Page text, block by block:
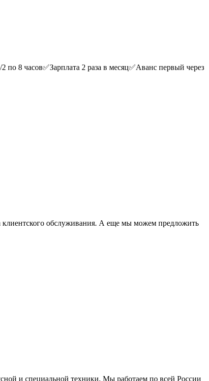
8 чаcов✅Зарплата 2 раза в месяц✅Аванс первый через
обслуживания. А еще мы можем предложить
и специальной техники. Мы работаем по всей России